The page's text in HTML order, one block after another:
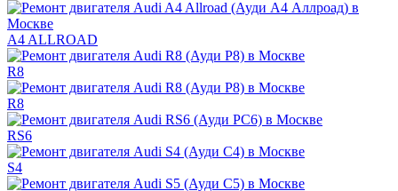
A4 ALLROAD
R8
R8
RS6
S4